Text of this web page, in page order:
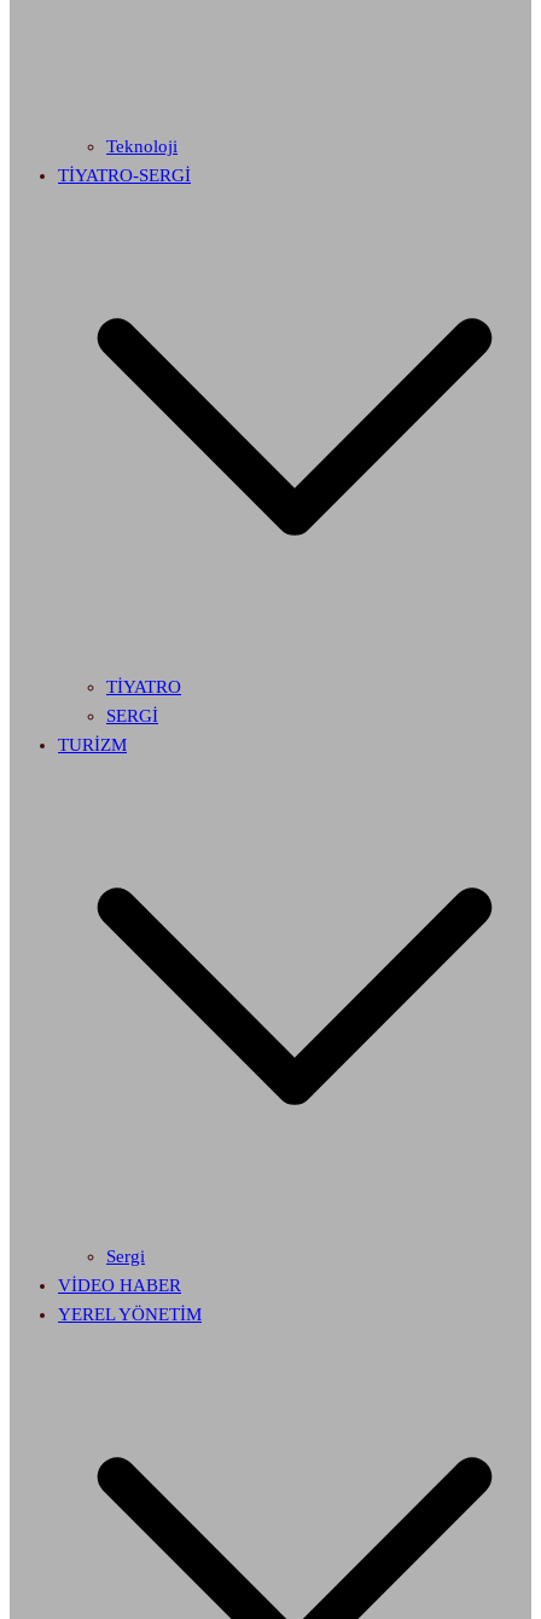
Teknoloji
TİYATRO-SERGİ
TİYATRO
SERGİ
TURİZM
Sergi
VİDEO HABER
YEREL YÖNETİM